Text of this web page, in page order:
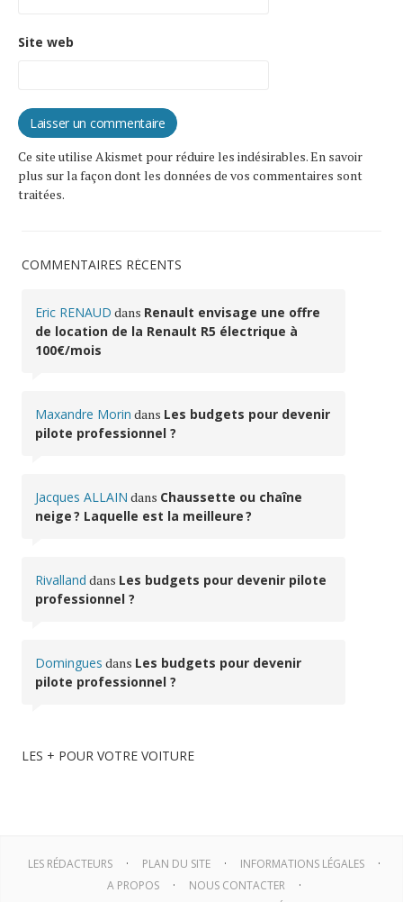
Site web
Ce site utilise Akismet pour réduire les indésirables.En savoir
plus sur la façon dont les données de vos commentaires sont
traitées.
COMMENTAIRES RÉCENTS
Eric RENAUD dans Renault envisage une offre
de location de la Renault R5 électrique à
100€/mois
Maxandre Morin dans Les budgets pour devenir
pilote professionnel ?
Jacques ALLAIN dans Chaussette ou chaîne
neige ? Laquelle est la meilleure ?
Rivalland dans Les budgets pour devenir pilote
professionnel ?
Domingues dans Les budgets pour devenir
pilote professionnel ?
LES + POUR VOTRE VOITURE
LES RÉDACTEURS PLAN DU SITE
INFORMATIONS LÉGALES
A PROPOS
NOUS CONTACTER